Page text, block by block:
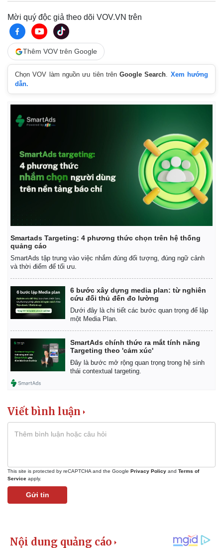
Bất động sản
Khởi nghiệp
Giá vàng
Tiêu dùng
Tỷ giá
Giá cà phê
Mời quý độc giả theo dõi VOV.VN trên
Thêm VOV trên Google
Chọn VOV làm nguồn ưu tiên trênGoogle Search. Xem hướng
dẫn.
Smartads Targeting: 4 phương thức chọn trên hệ thống
quảng cáo
SmartAds tập trung vào việc nhắm đúng đối tượng, đúng ngữ cảnh
và thời điểm để tối ưu.
6 bước xây dựng media plan: từ nghiên
cứu đối thủ đến đo lường
Dưới đây là chi tiết các bước quan trọng để lập
một Media Plan.
SmartAds chính thức ra mắt tính năng
Targeting theo 'cảm xúc'
Đây là bước mở rộng quan trọng trong hệ sinh
thái contextual targeting.
Viết bình luận
This site is protected by reCAPTCHA and the Google Privacy Policy and Terms of
Service apply.
Gửi tin